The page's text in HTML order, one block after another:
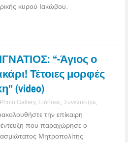
κυρού Ιακώβου.
“-Άγιος ο
Τέτοιες μορφές
(video)
Photo Gallery, Ειδήσεις Συνεντεύξεις
την επίκαιρη
που παραχώρησε ο
Μητροπολίτης